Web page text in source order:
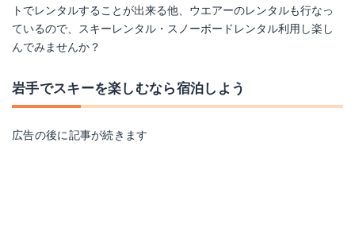
トでレンタルすることが出来る他、ウエアーのレンタルも行なっ
ているので、スキーレンタル・スノーボードレンタル利用し楽し
んでみませんか？
岩手でスキーを楽しむなら宿泊しよう
広告の後に記事が続きます